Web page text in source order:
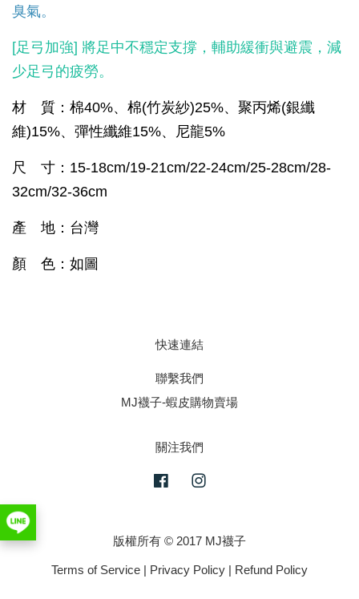
臭氣。
[足弓加強] 將足中不穩定支撐，輔助緩衝與避震，減
少足弓的疲勞。
材 質：棉40%、棉(竹炭紗)25%、聚丙烯(銀纖
維)15%、彈性纖維15%、尼龍5%
尺 寸：15-18cm/19-21cm/22-24cm/25-28cm/28-
32cm/32-36cm
產 地：台灣
顏 色：如圖
快速連結
聯繫我們
MJ襪子-蝦皮購物賣場
關注我們
Facebook
版權所有 © 2017 MJ襪子
Terms of Service | Privacy Policy | Refund Policy